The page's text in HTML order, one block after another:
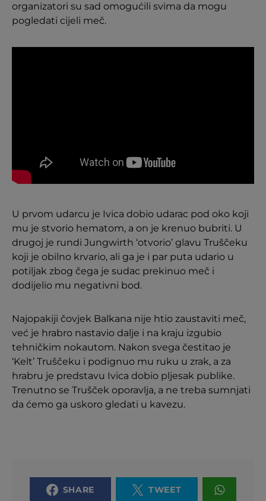
organizatori su sad omogućili svima da mogu
pogledati cijeli meč.
U prvom udarcu je Ivica dobio udarac pod oko koji
mu je stvorio hematom, a on je krenuo bubriti. U
drugoj je rundi Jungwirth ‘otvorio’ glavu Truščeku
koji je obilno krvario, ali ga je i par puta udario u
potiljak zbog čega je sudac prekinuo meč i
dodijelio mu negativni bod.
Najopakiji čovjek Balkana nije htio zaustaviti meč,
već je hrabro nastavio dalje i na kraju izgubio
tehničkim nokautom. Nakon svega čestitao je
‘Kelt’ Truščeku i podignuo mu ruku u zrak, a za
hrabru je predstavu Ivica dobio pljesak publike.
Trenutno se Trušček oporavlja, a ne treba sumnjati
da ćemo ga uskoro gledati u kavezu.
SHARE TWEET